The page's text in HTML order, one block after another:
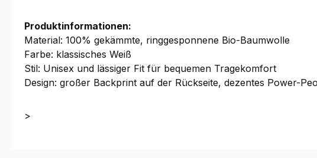
Produktinformationen:
Material: 100% gekämmte, ringgesponnene Bio-Baumwolle
Farbe: klassisches Weiß
Stil: Unisex und lässiger Fit für bequemen Tragekomfort
Design: großer Backprint auf der Rückseite, dezentes Power-
>